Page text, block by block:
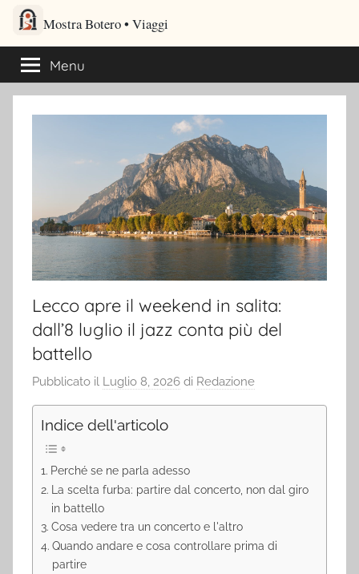
Salta
contenuto
Mostra Botero – Viaggi
Viaggi culturali e itinerari turistici per gli amanti dei viaggi
Menu
Lecco apre il weekend in salita:
dall’8 luglio il jazz conta più del
battello
Pubblicato il Luglio 8, 2026 di Redazione
Indice dell'articolo
Perché se ne parla adesso
La scelta furba: partire dal concerto, non dal giro
in battello
Cosa vedere tra un concerto e l'altro
Quando andare e cosa controllare prima di
partire